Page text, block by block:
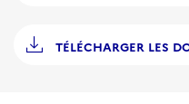
TÉLÉCHARGER LES